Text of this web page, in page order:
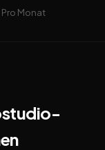
Pro Monat